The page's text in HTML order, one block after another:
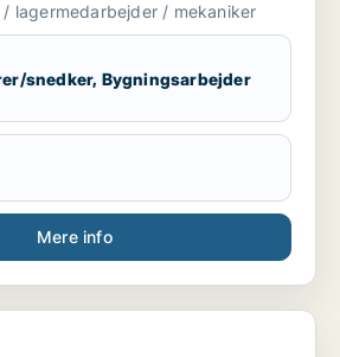
lagermedarbejder / mekaniker
snedker, Bygningsarbejder
Mere info
lagermedarbejder /